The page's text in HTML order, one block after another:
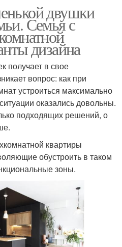
двушки
Семья с
дизайна
получает в свое
вопрос: как при
устроиться максимально
оказались довольны.
подходящих решений, о
квартиры
обустроить в таком
зоны.